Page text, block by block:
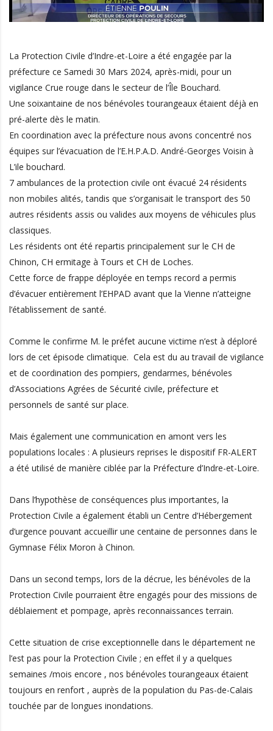
La Protection Civile d’Indre-et-Loire a été engagée par la
préfecture ce Samedi 30 Mars 2024, après-midi, pour un
vigilance Crue rouge dans le secteur de l’Île Bouchard.
Une soixantaine de nos bénévoles tourangeaux étaient déjà en
pré-alerte dès le matin.
En coordination avec la préfecture nous avons concentré nos
équipes sur l’évacuation de l’E.H.P.A.D. André-Georges Voisin à
L’ile bouchard.
7 ambulances de la protection civile ont évacué 24 résidents
non mobiles alités, tandis que s’organisait le transport des 50
autres résidents assis ou valides aux moyens de véhicules plus
classiques.
Les résidents ont été repartis principalement sur le CH de
Chinon, CH ermitage à Tours et CH de Loches.
Cette force de frappe déployée en temps record a permis
d’évacuer entièrement l’EHPAD avant que la Vienne n’atteigne
l’établissement de santé.
Comme le confirme M. le préfet aucune victime n’est à déploré
lors de cet épisode climatique. Cela est du au travail de vigilance
et de coordination des pompiers, gendarmes, bénévoles
d’Associations Agrées de Sécurité civile, préfecture et
personnels de santé sur place.
Mais également une communication en amont vers les
populations locales : A plusieurs reprises le dispositif FR-ALERT
a été utilisé de manière ciblée par la Préfecture d’Indre-et-Loire.
Dans l’hypothèse de conséquences plus importantes, la
Protection Civile a également établi un Centre d’Hébergement
d’urgence pouvant accueillir une centaine de personnes dans le
Gymnase Félix Moron à Chinon.
Dans un second temps, lors de la décrue, les bénévoles de la
Protection Civile pourraient être engagés pour des missions de
déblaiement et pompage, après reconnaissances terrain.
Cette situation de crise exceptionnelle dans le département ne
l’est pas pour la Protection Civile ; en effet il y a quelques
semaines /mois encore , nos bénévoles tourangeaux étaient
toujours en renfort , auprès de la population du Pas-de-Calais
touchée par de longues inondations.